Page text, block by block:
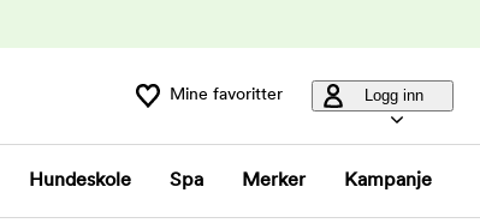
Mine favoritter Logg inn
Hundeskole Spa Merker Kampanje